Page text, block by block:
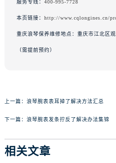
服务专线： 400-995-7728
本页链接： http://www.cqlongines.cn/
重庆浪琴保养维修地点：重庆市江北区
（需提前预约）
上一篇： 浪琴腕表表耳掉了解决方法汇总
下一篇： 浪琴腕表发条拧反了解决办法集锦
相关文章